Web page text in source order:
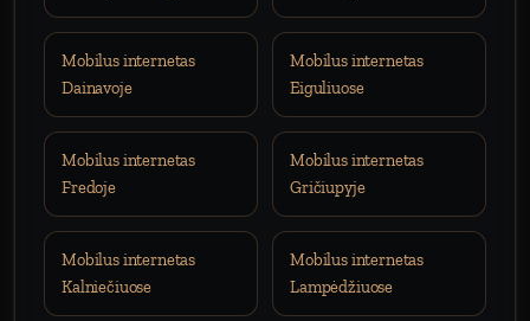
Mobilus internetas
Dainavoje
Mobilus internetas
Eiguliuose
Mobilus internetas
Fredoje
Mobilus internetas
Gričiupyje
Mobilus internetas
Kalniečiuose
Mobilus internetas
Lampėdžiuose